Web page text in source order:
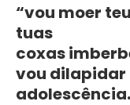
“vou moer
tuas
coxas
vou dilapidar